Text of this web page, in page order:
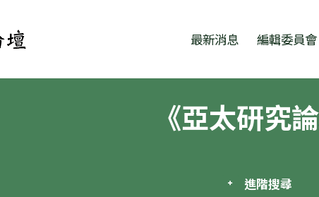
最新消息 編輯委員會
《亞太研究
進階搜尋